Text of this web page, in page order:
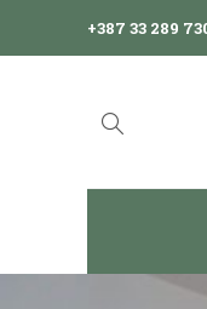
+387 33 289